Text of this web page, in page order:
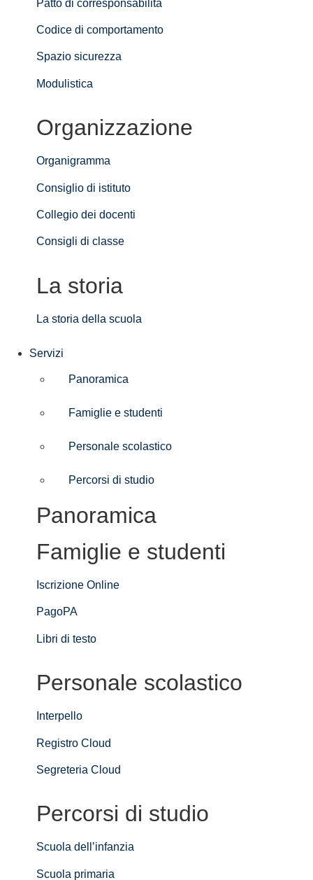
Patto di corresponsabilità
Codice di comportamento
Spazio sicurezza
Modulistica
Organizzazione
Organigramma
Consiglio di istituto
Collegio dei docenti
Consigli di classe
La storia
La storia della scuola
Servizi
Panoramica
Famiglie e studenti
Personale scolastico
Percorsi di studio
Panoramica
Famiglie e studenti
Iscrizione Online
PagoPA
Libri di testo
Personale scolastico
Interpello
Registro Cloud
Segreteria Cloud
Percorsi di studio
Scuola dell’infanzia
Scuola primaria